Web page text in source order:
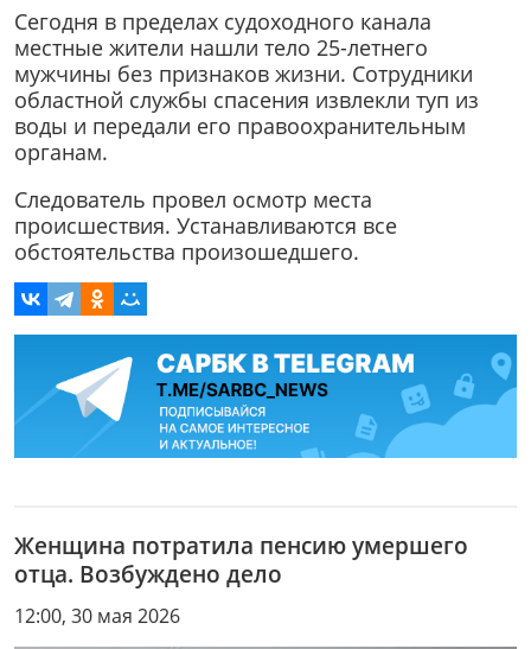
Сегодня в пределах судоходного канала
местные жители нашли тело 25-летнего
мужчины без признаков жизни. Сотрудники
областной службы спасения извлекли туп из
воды и передали его правоохранительным
органам.
Следователь провел осмотр места
происшествия. Устанавливаются все
обстоятельства произошедшего.
Женщина потратила пенсию умершего
отца. Возбуждено дело
12:00, 30 мая 2026